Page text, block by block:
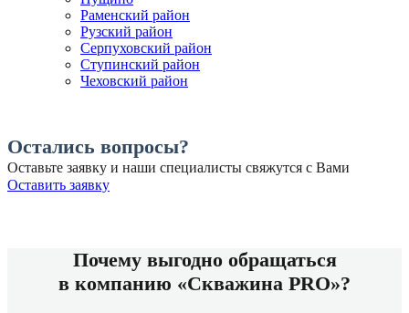
Раменский район
Рузский район
Серпуховский район
Ступинский район
Чеховский район
Остались вопросы?
Оставьте заявку и наши специалисты свяжутся с Вами
Оставить заявку
Почему выгодно обращаться
в компанию «Скважина PRO»?